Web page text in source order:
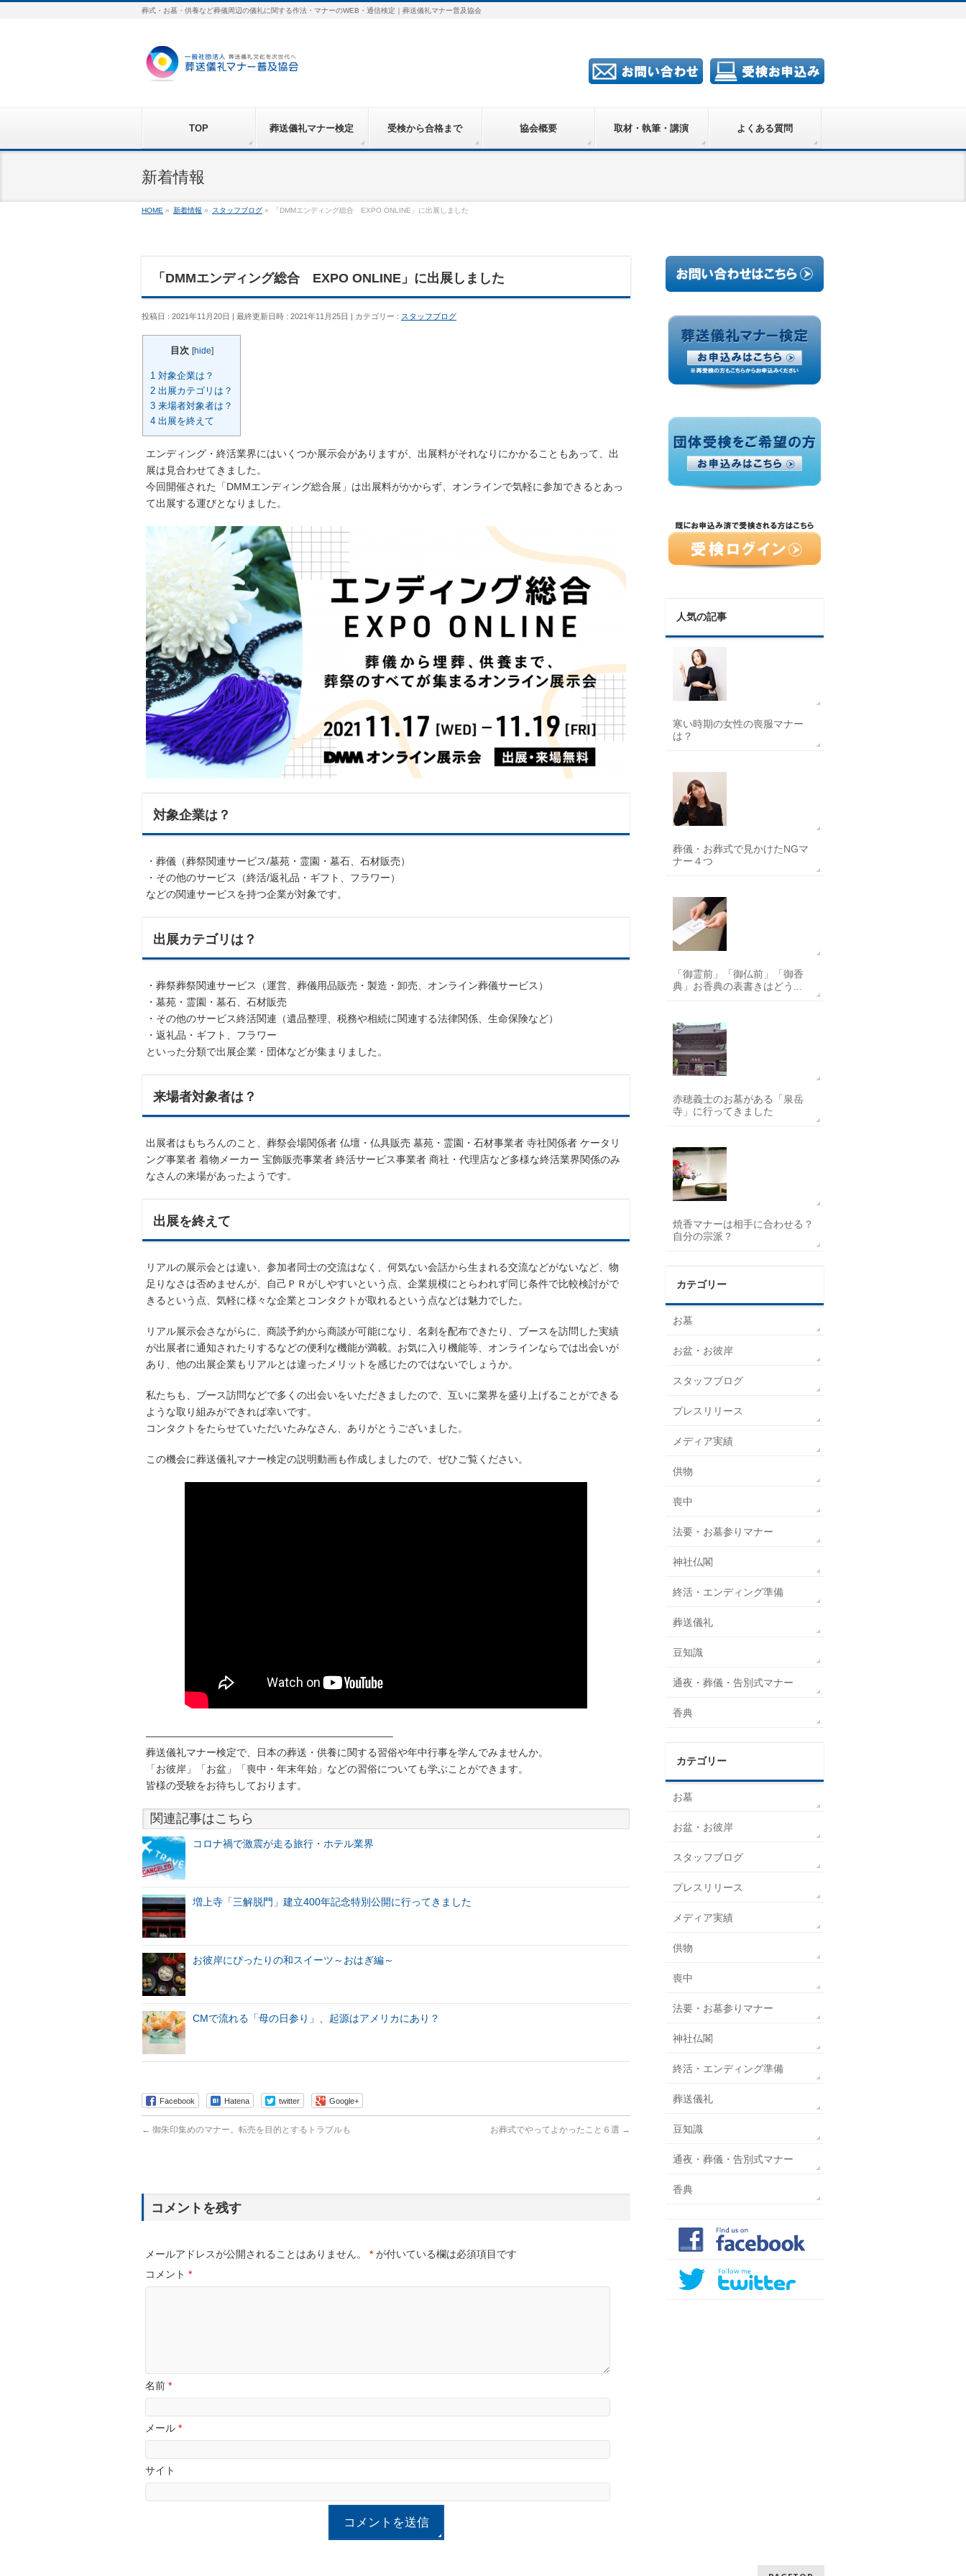
葬式・お墓・供養など葬儀周辺の儀礼に関する作法・マナーのWEB・通信検定｜葬送儀礼マナー普及協会
TOP 葬送儀礼マナー検定 受検から合格まで 協会概要 取材・執筆・講演 よくある質問
新着情報
HOME » 新着情報 » スタッフブログ » 「DMMエンディング総合 EXPO ONLINE」に出展しました
「DMMエンディング総合 EXPO ONLINE」に出展しました
投稿日 : 2021年11月20日 最終更新日時 : 2021年11月25日 カテゴリー : スタッフブログ
目次 [hide]
1 対象企業は？
2 出展カテゴリは？
3 来場者対象者は？
4 出展を終えて
エンディング・終活業界にはいくつか展示会がありますが、出展料がそれなりにかかることもあって、出
展は見合わせてきました。
今回開催された「DMMエンディング総合展」は出展料がかからず、オンラインで気軽に参加できるとあっ
て出展する運びとなりました。
対象企業は？
・葬儀（葬祭関連サービス/墓苑・霊園・墓石、石材販売）
・その他のサービス（終活/返礼品・ギフト、フラワー）
などの関連サービスを持つ企業が対象です。
出展カテゴリは？
・葬祭葬祭関連サービス（運営、葬儀用品販売・製造・卸売、オンライン葬儀サービス）
・墓苑・霊園・墓石、石材販売
・その他のサービス終活関連（遺品整理、税務や相続に関連する法律関係、生命保険など）
・返礼品・ギフト、フラワー
といった分類で出展企業・団体などが集まりました。
来場者対象者は？
出展者はもちろんのこと、葬祭会場関係者 仏壇・仏具販売 墓苑・霊園・石材事業者 寺社関係者 ケータリ
ング事業者 着物メーカー 宝飾販売事業者 終活サービス事業者 商社・代理店など多様な終活業界関係のみ
なさんの来場があったようです。
出展を終えて
リアルの展示会とは違い、参加者同士の交流はなく、何気ない会話から生まれる交流などがないなど、物
足りなさは否めませんが、自己ＰＲがしやすいという点、企業規模にとらわれず同じ条件で比較検討がで
きるという点、気軽に様々な企業とコンタクトが取れるという点などは魅力でした。
リアル展示会さながらに、商談予約から商談が可能になり、名刺を配布できたり、ブースを訪問した実績
が出展者に通知されたりするなどの便利な機能が満載。お気に入り機能等、オンラインならでは出会いが
あり、他の出展企業もリアルとは違ったメリットを感じたのではないでしょうか。
私たちも、ブース訪問などで多くの出会いをいただきましたので、互いに業界を盛り上げることができる
ような取り組みができれば幸いです。
コンタクトをたらせていただいたみなさん、ありがとうございました。
この機会に葬送儀礼マナー検定の説明動画も作成しましたので、ぜひご覧ください。
————————————————————————–
葬送儀礼マナー検定で、日本の葬送・供養に関する習俗や年中行事を学んでみませんか。
「お彼岸」「お盆」「喪中・年末年始」などの習俗についても学ぶことができます。
皆様の受験をお待ちしております。
関連記事はこちら
コロナ禍で激震が走る旅行・ホテル業界
増上寺「三解脱門」建立400年記念特別公開に行ってきました
お彼岸にぴったりの和スイーツ～おはぎ編～
CMで流れる「母の日参り」、起源はアメリカにあり？
Facebook Hatena twitter Google+
← 御朱印集めのマナー。転売を目的とするトラブルも お葬式でやってよかったこと６選 →
コメントを残す
メールアドレスが公開されることはありません。 * が付いている欄は必須項目です
コメント *
名前 *
メール *
サイト
人気の記事
寒い時期の女性の喪服マナー
は？
葬儀・お葬式で見かけたNGマ
ナー４つ
「御霊前」「御仏前」「御香
典」お香典の表書きはどう...
赤穂義士のお墓がある「泉岳
寺」に行ってきました
焼香マナーは相手に合わせる？
自分の宗派？
カテゴリー
お墓
お盆・お彼岸
スタッフブログ
プレスリリース
メディア実績
供物
喪中
法要・お墓参りマナー
神社仏閣
終活・エンディング準備
葬送儀礼
豆知識
通夜・葬儀・告別式マナー
香典
カテゴリー
お墓
お盆・お彼岸
スタッフブログ
プレスリリース
メディア実績
供物
喪中
法要・お墓参りマナー
神社仏閣
終活・エンディング準備
葬送儀礼
豆知識
通夜・葬儀・告別式マナー
香典